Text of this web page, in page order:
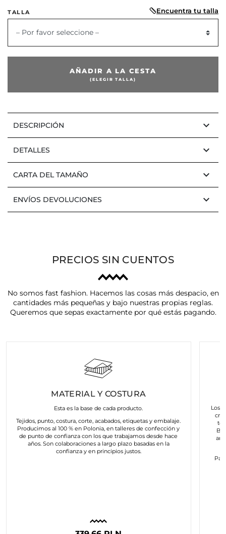
TALLA Encuentra tu talla
– Por favor seleccione –
AÑADIR A LA CESTA
(ELEGIR TALLA)
DESCRIPCIÓN keyboard_arrow_down
DETALLES keyboard_arrow_down
CARTA DEL TAMAÑO keyboard_arrow_down
ENVÍOS DEVOLUCIONES keyboard_arrow_down
PRECIOS SIN CUENTOS
No somos fast fashion. Hacemos las cosas más despacio, en
cantidades más pequeñas y bajo nuestras propias reglas.
Queremos que sepas exactamente por qué estás pagando.
MATERIAL Y COSTURA
Esta es la base de cada producto.
Tejidos, punto, costura, corte, acabados, etiquetas y embalaje.
Producimos al 100 % en Polonia, en talleres de confección y
de punto de confianza con los que trabajamos desde hace
años. Son colaboraciones a largo plazo basadas en la
confianza y en principios justos.
Los